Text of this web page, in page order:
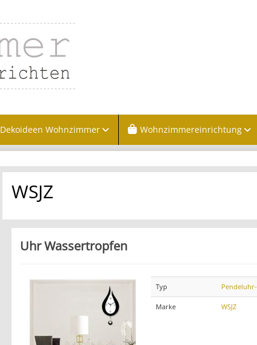
Dekoideen Wohnzimmer Wohnzimmereinrichtung
WSJZ
Uhr Wassertropfen
Typ
Marke WSJZ